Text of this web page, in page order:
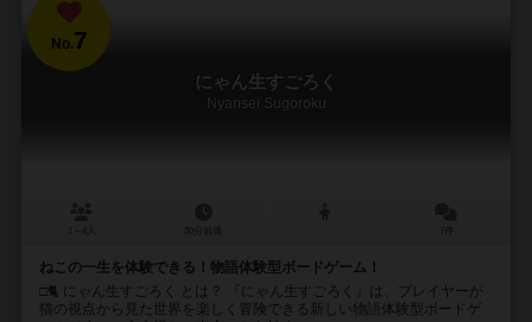
No.7
にゃん生すごろく
Nyansei Sugoroku
ねこの一生を体験できる！物語体験型ボードゲーム！
□🐈 にゃん生すごろく とは？ 『にゃん生すごろく』は、プレイヤーが
猫の視点から見た世界を楽しく冒険できる新しい物語体験型ボードゲ